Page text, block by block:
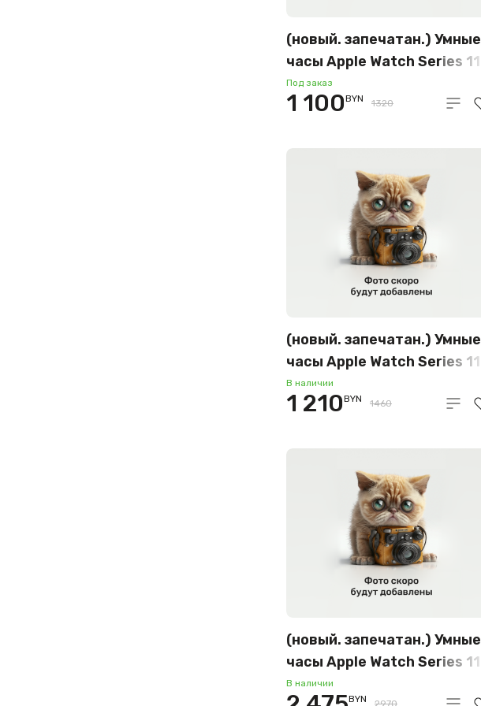
(новый. запечатан.) Умные
часы Apple Watch Series 11
42 мм (алюминиевый
корпус, черный/черный,
S/M) MEQT4
Под заказ
1 100BYN 1320
(новый. запечатан.) Умные
часы Apple Watch Series 11
46 мм (алюминиевый
корпус, розовое
спортивный силиконовый
S/M) MEV64
В наличии
1 210BYN 1460
(новый. запечатан.) Умные
часы Apple Watch Series 11
LTE 46 мм (титановый
В наличии
BYN 2970